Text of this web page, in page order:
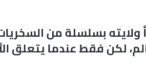
ولايته بسلسلة من
لكن فقط عندما يتعلق